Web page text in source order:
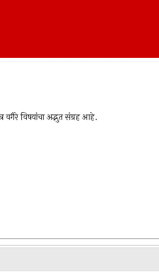
वगैरे विषयांचा अद्भुत संग्रह आहे.